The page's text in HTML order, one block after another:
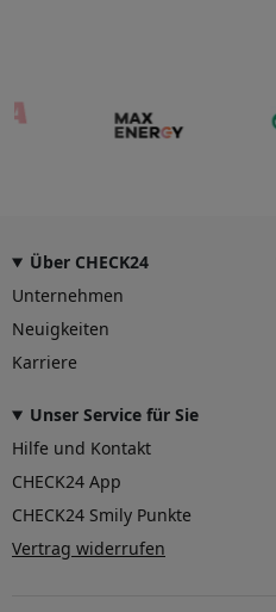
Über CHECK24
Unternehmen
Neuigkeiten
Karriere
Unser Service für Sie
Hilfe und Kontakt
CHECK24 App
CHECK24 Smily Punkte
Vertrag widerrufen